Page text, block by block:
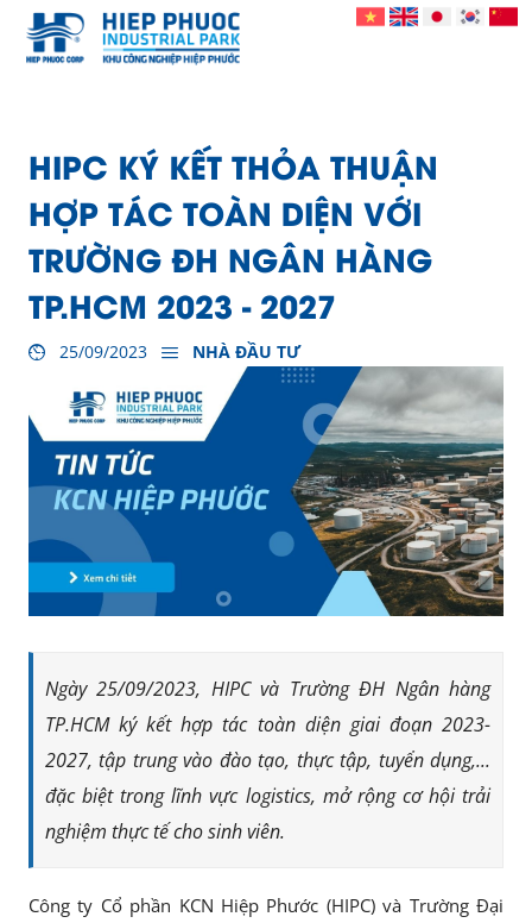
HIPC KÝ KẾT THỎA THUẬN
HỢP TÁC TOÀN DIỆN VỚI
TRƯỜNG ĐH NGÂN HÀNG
TP.HCM 2023 - 2027
25/09/2023 NHÀ ĐẦU TƯ
Ngày 25/09/2023, HIPC và Trường ĐH Ngân hàng
TP.HCM ký kết hợp tác toàn diện giai đoạn 2023-
2027, tập trung vào đào tạo, thực tập, tuyển dụng,...
đặc biệt trong lĩnh vực logistics, mở rộng cơ hội trải
nghiệm thực tế cho sinh viên.
Công ty Cổ phần KCN Hiệp Phước (HIPC) và Trường Đại